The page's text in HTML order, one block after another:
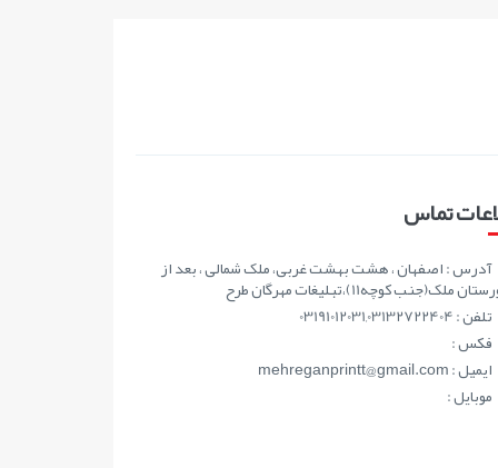
تماس
آدرس : اصفهان ، هشت بهشت غربی، ملک شمالی ، بعد از
ملک(جنب کوچه11)،تبلیغات مهرگان طرح
تلفن : 03191012031,03132722404
فکس :
ايميل : mehreganprintt@gmail.com
موبايل :